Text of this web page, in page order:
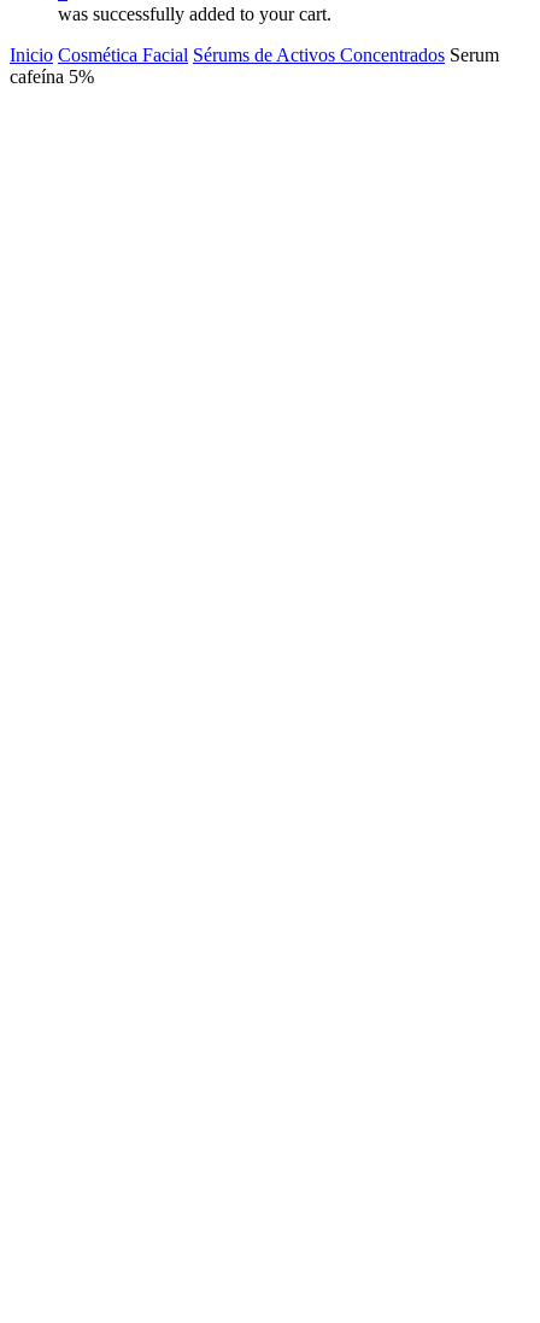
was successfully added to your cart.
Inicio Cosmética Facial Sérums de Activos Concentrados Serum
cafeína 5%